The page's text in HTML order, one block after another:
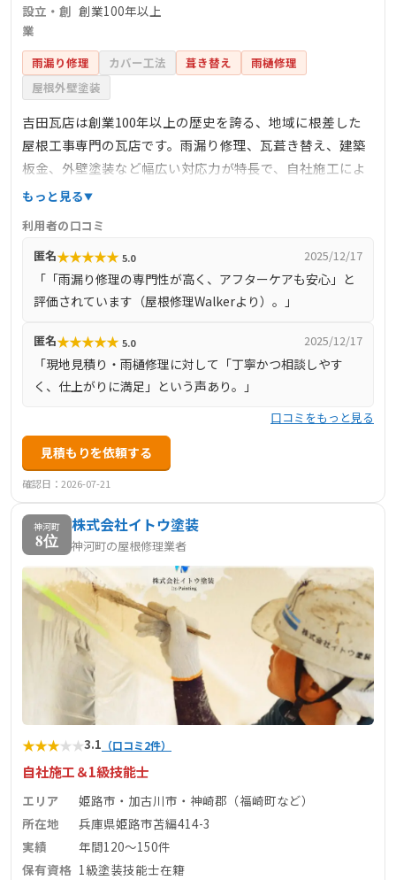
設立・創
業
創業100年以上
雨漏り修理 カバー工法 葺き替え
雨樋修理
屋根外壁塗装
吉田瓦店は創業100年以上の歴史を誇る、地域に根差した
屋根工事専門の瓦店です。雨漏り修理、瓦葺き替え、建築
板金、外壁塗装など幅広い対応力が特長で、自社施工によ
る適正価格と高品質な工事を提供。熟練の職人が施工から
フターサポートまでトータルサポート。淡路瓦などの伝統
瓦も扱い、高い信頼性と安心をお届けします。
もっと見る
利用者の口コミ
匿名★★★★★ 5.0 2025/12/17
「「雨漏り修理の専門性が高く、アフターケアも安心」と
評価されています（屋根修理Walkerより）。」
匿名★★★★★ 5.0 2025/12/17
「現地見積り・雨樋修理に対して「丁寧かつ相談しやす
く、仕上がりに満足」という声あり。」
口コミをもっと見る
見積もりを依頼する
確認日：2026-07-21
神河町
8位
株式会社イトウ塗装
神河町の屋根修理業者
★★★★★3.1 （口コミ2件）
自社施工＆1級技能士
エリア
姫路市・加古川市・神崎郡（福崎町など）
所在地
兵庫県姫路市苫編414-3
実績
年間120〜150件
保有資格 1級塗装技能士在籍